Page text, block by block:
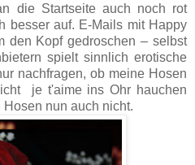
die Startseite auch noch rot
besser auf. E-Mails mit Happy
den Kopf gedroschen – selbst
spielt sinnlich erotische
nachfragen, ob meine Hosen
je t'aime ins Ohr hauchen
nun auch nicht.